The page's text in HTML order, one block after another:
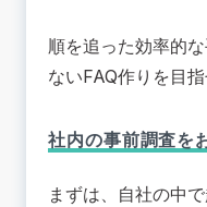
順を追った効率的
ないFAQ作りを目指
社内の事前調査を
まずは、自社の中